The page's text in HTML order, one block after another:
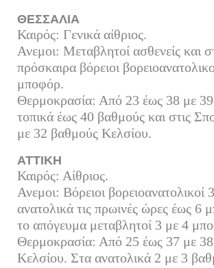
ΘΕΣΣΑΛΙΑ
Καιρός: Γενικά αίθριος.
Ανεμοι: Μεταβλητοί ασθενείς και
πρόσκαιρα βόρειοι
μποφόρ.
Θερμοκρασία: Από 23 έως 38 με 39
τοπικά έως 40 βαθμούς και στις
με 32 βαθμούς Κελσίου.
ΑΤΤΙΚΗ
Καιρός: Αίθριος.
Ανεμοι: Βόρειοι βορειοανατολικοί
ανατολικά τις πρωινές ώρες έως 6
το απόγευμα μεταβλητοί 3 με 4
Θερμοκρασία: Από 25 έως 37 με
Κελσίου. Στα ανατολικά 2 με 3